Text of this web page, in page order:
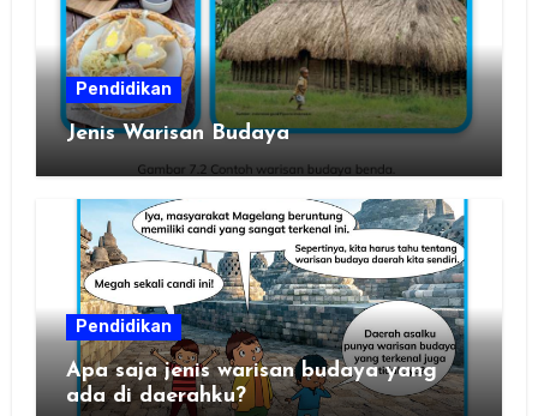
Pendidikan
Jenis Warisan Budaya
Pendidikan
Apa saja jenis warisan budaya yang
ada di daerahku?